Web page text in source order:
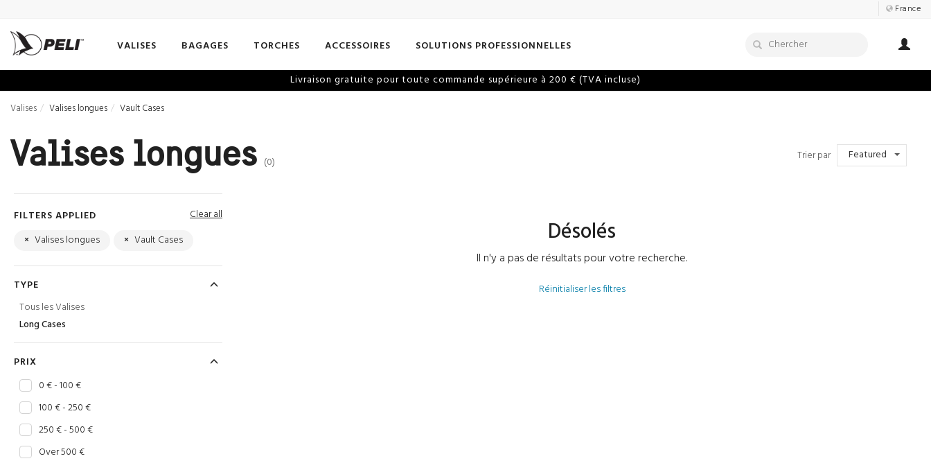
France
VALISES BAGAGES TORCHES ACCESSOIRES SOLUTIONS PROFESSIONNELLES
Livraison gratuite pour toute commande supérieure à 200 € (TVA incluse)
Valises Valises longues Vault Cases
Valises longues (0) Trier par Featured
FILTERS APPLIED
Clear all
× Valises longues × Vault Cases
TYPE
Tous les Valises
Long Cases
PRIX
0 € - 100 €
100 € - 250 €
250 € - 500 €
Over 500 €
Désolés
Il n'y a pas de résultats pour votre recherche.
Réinitialiser les filtres